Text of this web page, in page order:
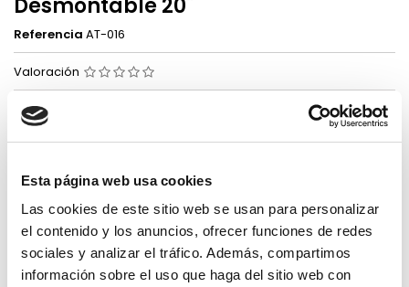
Esta página web usa cookies
Las cookies de este sitio web se usan para personalizar
el contenido y los anuncios, ofrecer funciones de redes
sociales y analizar el tráfico. Además, compartimos
información sobre el uso que haga del sitio web con
Desmontable 20"
Referencia AT-016
Valoración
Util desmontable para desmontar neumaticos de 20"
DESCRIPCIÓN
DETALLES DEL PRODUCTO